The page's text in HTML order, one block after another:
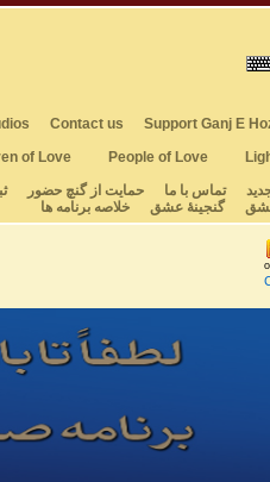
Contact us Support Ganj E
of Love People of Love
تماس با ما حمایت از گنچ حضور
گنجینهٔ عشق خلاصه برنامه ها